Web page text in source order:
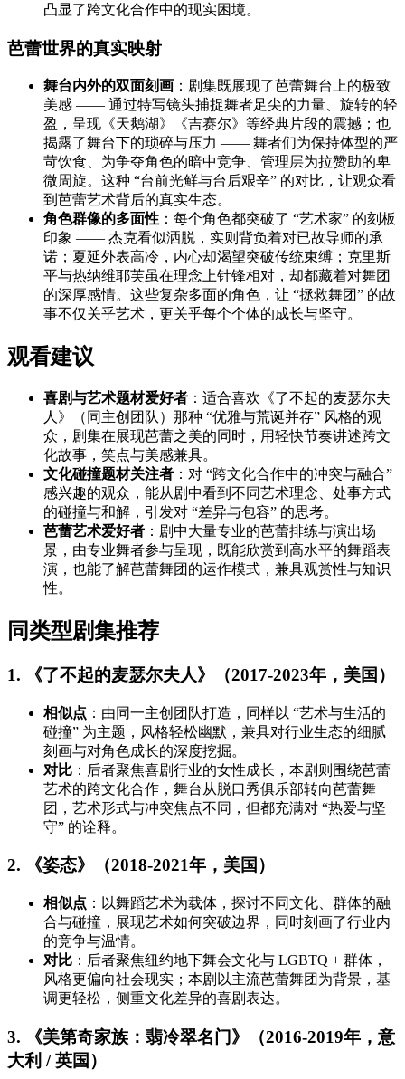
凸显了跨文化合作中的现实困境。
芭蕾世界的真实映射
舞台内外的双面刻画 ：剧集既展现了芭蕾舞台上的极致
美感 —— 通过特写镜头捕捉舞者足尖的力量、旋转的轻
盈，呈现《天鹅湖》《吉赛尔》等经典片段的震撼；也
揭露了舞台下的琐碎与压力 —— 舞者们为保持体型的严
苛饮食、为争夺角色的暗中竞争、管理层为拉赞助的卑
微周旋。这种 “台前光鲜与台后艰辛” 的对比，让观众看
到芭蕾艺术背后的真实生态。
角色群像的多面性 ：每个角色都突破了 “艺术家” 的刻板
印象 —— 杰克看似洒脱，实则背负着对已故导师的承
诺；夏延外表高冷，内心却渴望突破传统束缚；克里斯
平与热纳维耶芙虽在理念上针锋相对，却都藏着对舞团
的深厚感情。这些复杂多面的角色，让 “拯救舞团” 的故
事不仅关乎艺术，更关乎每个个体的成长与坚守。
观看建议
喜剧与艺术题材爱好者 ：适合喜欢《了不起的麦瑟尔夫
人》（同主创团队）那种 “优雅与荒诞并存” 风格的观
众，剧集在展现芭蕾之美的同时，用轻快节奏讲述跨文
化故事，笑点与美感兼具。
文化碰撞题材关注者 ：对 “跨文化合作中的冲突与融合”
感兴趣的观众，能从剧中看到不同艺术理念、处事方式
的碰撞与和解，引发对 “差异与包容” 的思考。
芭蕾艺术爱好者 ：剧中大量专业的芭蕾排练与演出场
景，由专业舞者参与呈现，既能欣赏到高水平的舞蹈表
演，也能了解芭蕾舞团的运作模式，兼具观赏性与知识
性。
同类型剧集推荐
1. 《了不起的麦瑟尔夫人》（2017-2023年，美国）
相似点 ：由同一主创团队打造，同样以 “艺术与生活的
碰撞” 为主题，风格轻松幽默，兼具对行业生态的细腻
刻画与对角色成长的深度挖掘。
对比 ：后者聚焦喜剧行业的女性成长，本剧则围绕芭蕾
艺术的跨文化合作，舞台从脱口秀俱乐部转向芭蕾舞
团，艺术形式与冲突焦点不同，但都充满对 “热爱与坚
守” 的诠释。
2. 《姿态》（2018-2021年，美国）
相似点 ：以舞蹈艺术为载体，探讨不同文化、群体的融
合与碰撞，展现艺术如何突破边界，同时刻画了行业内
的竞争与温情。
对比 ：后者聚焦纽约地下舞会文化与 LGBTQ + 群体，
风格更偏向社会现实；本剧以主流芭蕾舞团为背景，基
调更轻松，侧重文化差异的喜剧表达。
3. 《美第奇家族：翡冷翠名门》（2016-2019年，意
大利 / 英国）